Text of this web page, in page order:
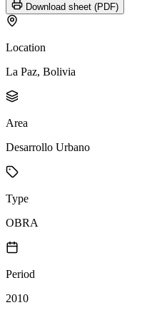
Download sheet (PDF)
Location
La Paz, Bolivia
Area
Desarrollo Urbano
Type
OBRA
Period
2010